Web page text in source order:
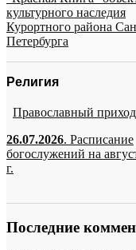
культурного наследия
Курортного района
Петербурга
Религия
Православный приход
26.07.2026. Расписание
богослужений на
г.
Последние